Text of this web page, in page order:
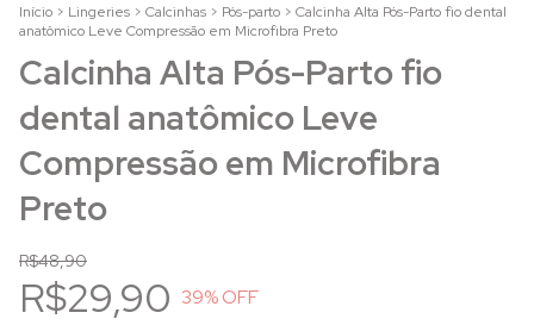
Início > Lingeries > Calcinhas > Pós-parto > Calcinha Alta Pós-Parto fio dental
anatômico Leve Compressão em Microfibra Preto
Calcinha Alta Pós-Parto fio
dental anatômico Leve
Compressão em Microfibra
Preto
R$48,90
R$29,90 39% OFF